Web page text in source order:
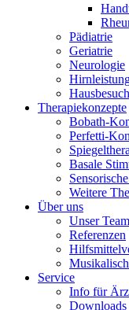
Pädiatrie
Geriatrie
Neurologie
Therapiekonzepte
Bobath-
Perfetti-
Basale
Weitere
Über uns
Unser Team
Referenzen
Service
Info für
Downloads